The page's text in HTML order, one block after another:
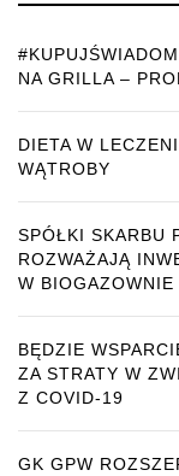
NA GRILLA –
DIETA W
WĄTROBY
SPÓŁKI SKARBU
ROZWAŻAJĄ
W
BĘDZIE
ZA STRATY W
Z COVID-19
GK GPW